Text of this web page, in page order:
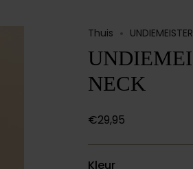
Thuis
NECK
€29,95
Kleur